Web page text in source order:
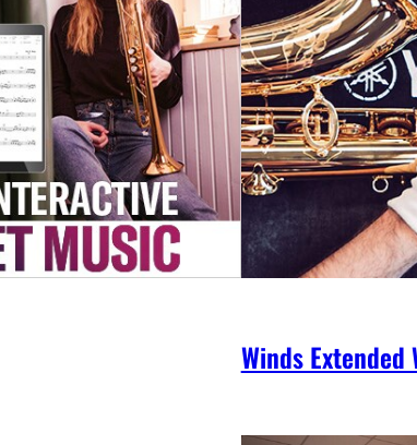
Winds Extended